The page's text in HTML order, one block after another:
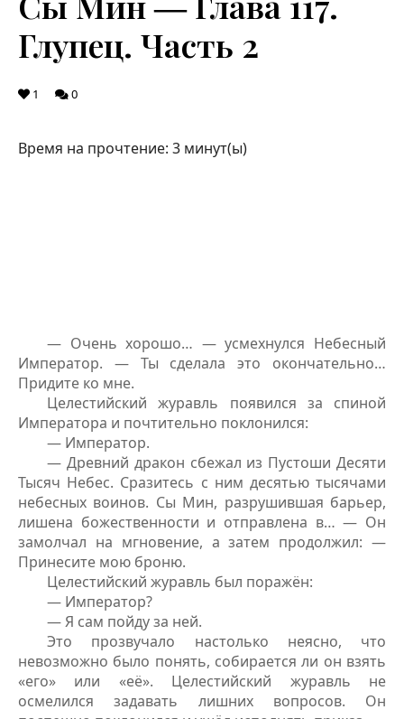
Глупец. Часть 2
1 0
Время на прочтение: 3 минут(ы)
— Очень хорошо… — усмехнулся Небесный
Император. — Ты сделала это окончательно…
Придите ко мне.
Целестийский журавль появился за спиной
Императора и почтительно поклонился:
— Император.
— Древний дракон сбежал из Пустоши Десяти
Тысяч Небес. Сразитесь с ним десятью тысячами
небесных воинов. Сы Мин, разрушившая барьер,
лишена божественности и отправлена в… — Он
замолчал на мгновение, а затем продолжил: —
Принесите мою броню.
Целестийский журавль был поражён:
— Император?
— Я сам пойду за ней.
Это прозвучало настолько неясно, что
невозможно было понять, собирается ли он взять
«его» или «её». Целестийский журавль не
осмелился задавать лишних вопросов. Он